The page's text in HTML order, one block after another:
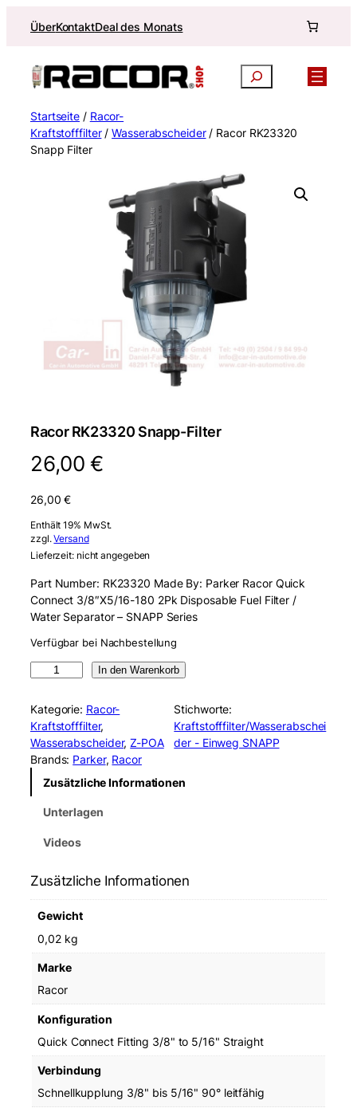
InhaltÜberKontaktDeal des Monats
Suchen
Startseite / Racor-
Kraftstofffilter/Wasserabscheider/ Racor RK23320
Snapp Filter
Racor RK23320 Snapp-Filter
26,00€
26,00€
Enthält 19% MwSt.
zzgl.Versand
Lieferzeit: nicht angegeben
Part Number: RK23320 Made By: Parker Racor Quick
Connect 3/8″X5/16-180 2Pk Disposable Fuel Filter /
Water Separator – SNAPP Series
Verfügbar bei Nachbestellung
c
o
r
R
K
n
a
F
t
M
g
In den Warenkorb
Kategorie: Racor-
Kraftstofffilter
Wasserabscheider, Z-POA
Stichworte:
Kraftstofffilter/Wasserabschei
der - Einweg SNAPP
Brands: Parker, Racor
Zusätzliche Informationen
Unterlagen
Videos
Zusätzliche Informationen
Gewicht
0,02 kg
Marke
Racor
Konfiguration
Quick Connect Fitting 3/8" to 5/16" Straight
Verbindung
Schnellkupplung 3/8" bis 5/16" 90° leitfähig